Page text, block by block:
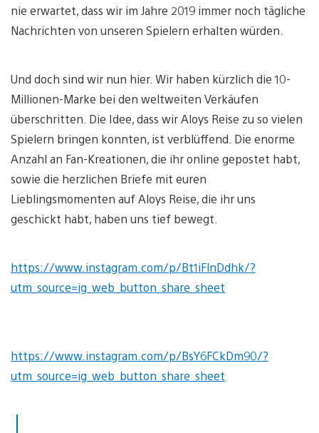
nie erwartet, dass wir im Jahre 2019 immer noch tägliche
Nachrichten von unseren Spielern erhalten würden.
Und doch sind wir nun hier. Wir haben kürzlich die 10-
Millionen-Marke bei den weltweiten Verkäufen
überschritten. Die Idee, dass wir Aloys Reise zu so vielen
Spielern bringen konnten, ist verblüffend. Die enorme
Anzahl an Fan-Kreationen, die ihr online gepostet habt,
sowie die herzlichen Briefe mit euren
Lieblingsmomenten auf Aloys Reise, die ihr uns
geschickt habt, haben uns tief bewegt.
https://www.instagram.com/p/Bt1iFlnDdhk/?
utm_source=ig_web_button_share_sheet
https://www.instagram.com/p/BsY6FCkDm90/?
utm_source=ig_web_button_share_sheet